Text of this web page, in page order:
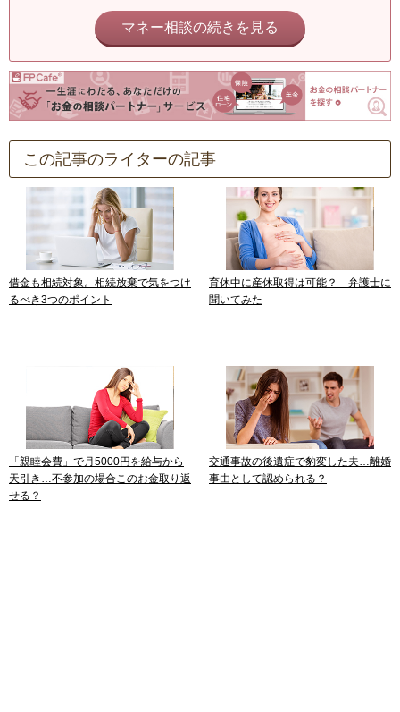
マネー相談の続きを見る
この記事のライターの記事
借金も相続対象。相続放棄で気をつけ
るべき3つのポイント
育休中に産休取得は可能？ 弁護士に
聞いてみた
「親睦会費」で月5000円を給与から
天引き…不参加の場合このお金取り返
せる？
交通事故の後遺症で豹変した夫…離婚
事由として認められる？